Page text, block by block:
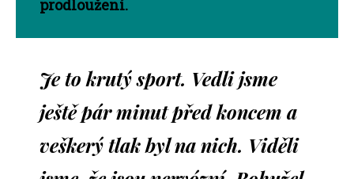
prodloužení.
Je to krutý sport. Vedli jsme
ještě pár minut před koncem a
veškerý tlak byl na nich. Viděli